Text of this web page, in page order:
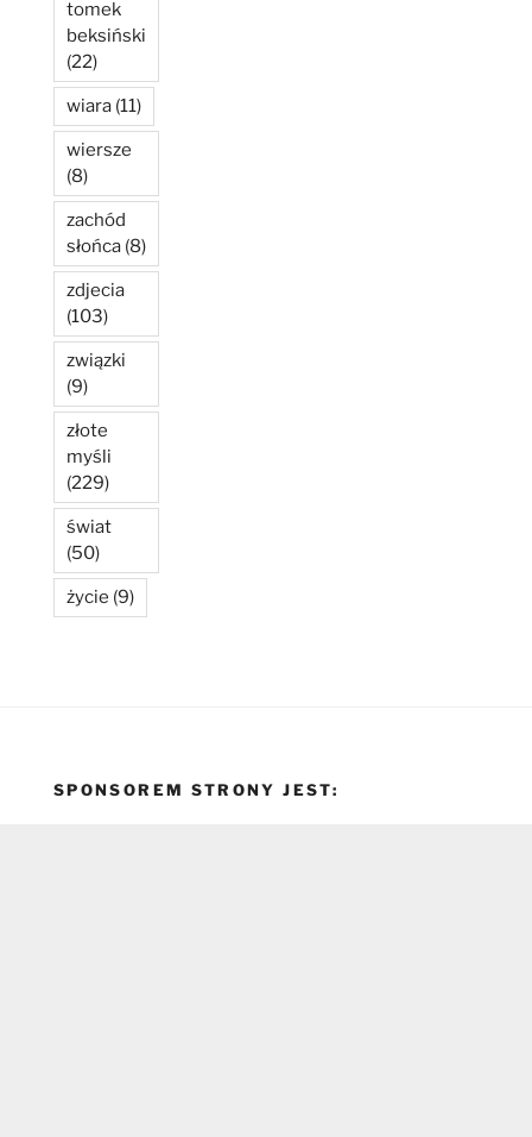
tomek
beksiński
(22)
wiara (11)
wiersze
(8)
zachód
słońca (8)
zdjecia
(103)
związki
(9)
złote
myśli
(229)
świat
(50)
życie (9)
SPONSOREM STRONY JEST: